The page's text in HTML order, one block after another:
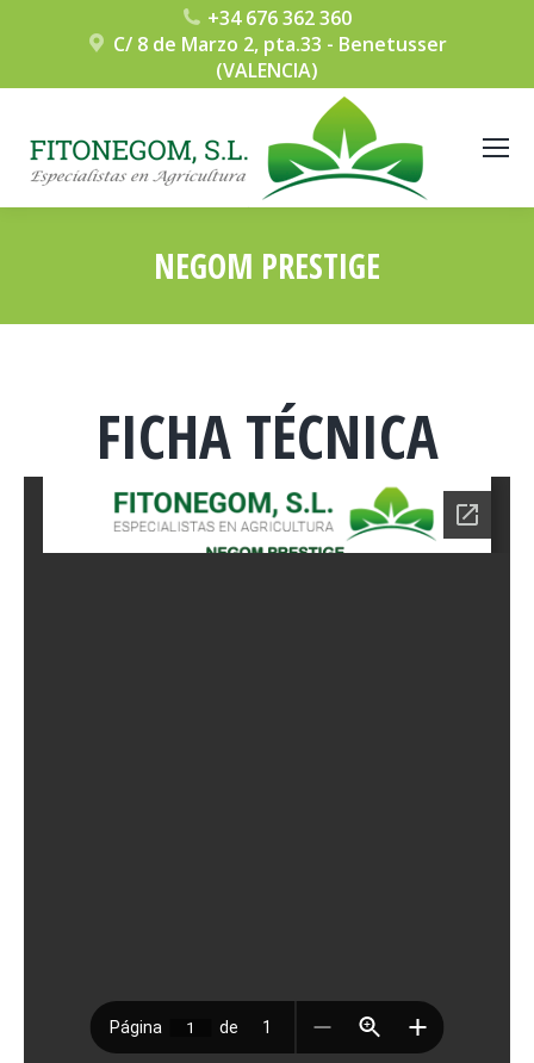
+34 676 362 360
C/ 8 de Marzo 2, pta.33 - Benetusser
(VALENCIA)
NEGOM PRESTIGE
FICHA TÉCNICA